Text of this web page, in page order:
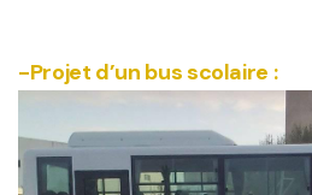
-Projet d’un bus scolaire :